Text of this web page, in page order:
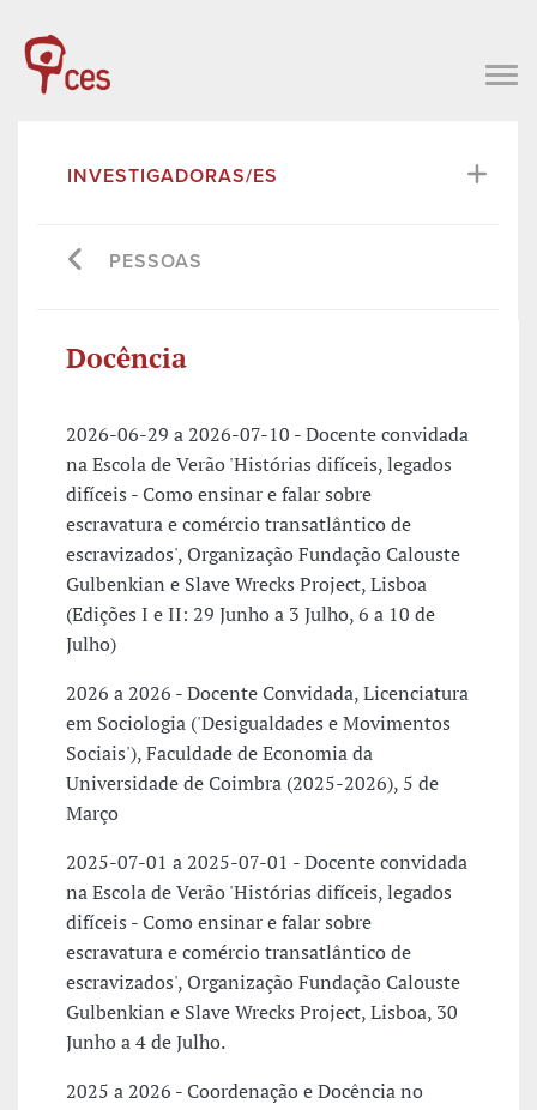
INVESTIGADORAS/ES
PESSOAS
Docência
2026-06-29 a 2026-07-10 - Docente convidada
na Escola de Verão 'Histórias difíceis, legados
difíceis - Como ensinar e falar sobre
escravatura e comércio transatlântico de
escravizados', Organização Fundação Calouste
Gulbenkian e Slave Wrecks Project, Lisboa
(Edições I e II: 29 Junho a 3 Julho, 6 a 10 de
Julho)
2026 a 2026 - Docente Convidada, Licenciatura
em Sociologia ('Desigualdades e Movimentos
Sociais'), Faculdade de Economia da
Universidade de Coimbra (2025-2026), 5 de
Março
2025-07-01 a 2025-07-01 - Docente convidada
na Escola de Verão 'Histórias difíceis, legados
difíceis - Como ensinar e falar sobre
escravatura e comércio transatlântico de
escravizados', Organização Fundação Calouste
Gulbenkian e Slave Wrecks Project, Lisboa, 30
Junho a 4 de Julho.
2025 a 2026 - Coordenação e Docência no